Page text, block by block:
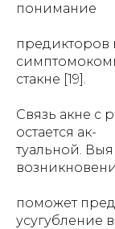
понимание
предикторов
стакне [19].
Связь акне с
остается ак-
туальной.
поможет
усугубление